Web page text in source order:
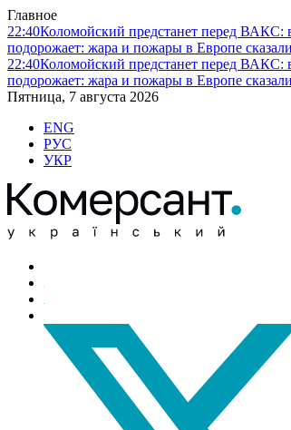
Главное
22:40Коломойский предстанет перед ВАКС:
подорожает: жара и пожары в Европе
22:40Коломойский предстанет перед ВАКС:
подорожает: жара и пожары в Европе
Пятница, 7 августа 2026
ENG
РУС
УКР